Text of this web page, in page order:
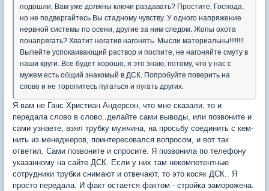
подошли, Вам уже должны ключи раздавать? Простите, Господа,
но не подвергайтесь Вы стадному чувству. У одного напряжение
нервной системы по осени, другие за ним следом. Жопы охота
понапрягать? Хватит негатив нагонять. Мысли материальны!!!!!!!!
Выпейте успокаивающий раствор и поспите, не нагоняйте смуту в
наши круги. Все будет хорошо, я это знаю, потому, что у нас с
мужем есть общий знакомый в ДСК. Попробуйте поверить на
слово и не торопитесь пугаться и пугать других.
Я вам не Ганс Христиан Андерсон, что мне сказали, то и
передала слово в слово..делайте сами выводы, или позвоните и
сами узнаете, взял трубку мужчина, на просьбу соединить с кем-
нить из менеджеров, поинтересовался вопросом, и вот так
ответил. Сами позвоните и спросите. Я позвонила по телефону
указанному на сайте ДСК. Если у них там некомпетентные
сотрудники трубки снимают и отвечают, то это косяк ДСК.. Я
просто передала. И факт остается фактом - стройка заморожена.